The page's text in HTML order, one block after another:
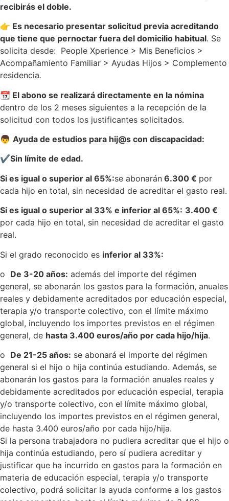
recibirás el doble.
👉 Es necesario presentar solicitud previa acreditando
que tiene que pernoctar fuera del domicilio habitual. Se
solicita desde: People Xperience > Mis Beneficios >
Acompañamiento Familiar > Ayudas Hijos > Complemento
residencia.
📆 El abono se realizará directamente en la nómina
dentro de los 2 meses siguientes a la recepción de la
solicitud con todos los justificantes solicitados.
👦 Ayuda de estudios para hij@s con discapacidad:
✔️Sin límite de edad.
Si es igual o superior al 65%:se abonarán 6.300 € por
cada hijo en total, sin necesidad de acreditar el gasto real.
Si es igual o superior al 33% e inferior al 65%: 3.400 €
por cada hijo en total, sin necesidad de acreditar el gasto
real.
Si el grado reconocido es inferior al 33%:
o De 3-20 años: además del importe del régimen
general, se abonarán los gastos para la formación, anuales
reales y debidamente acreditados por educación especial,
terapia y/o transporte colectivo, con el límite máximo
global, incluyendo los importes previstos en el régimen
general, de hasta 3.400 euros/año por cada hijo/hija.
o De 21-25 años: se abonará el importe del régimen
general si el hijo o hija continúa estudiando. Además, se
abonarán los gastos para la formación anuales reales y
debidamente acreditados por educación especial, terapia
y/o transporte colectivo, con el límite máximo global,
incluyendo los importes previstos en el régimen general,
de hasta 3.400 euros/año por cada hijo/hija.
Si la persona trabajadora no pudiera acreditar que el hijo o
hija continúa estudiando, pero sí pudiera acreditar y
justificar que ha incurrido en gastos para la formación en
materia de educación especial, terapia y/o transporte
colectivo, podrá solicitar la ayuda conforme a los gastos